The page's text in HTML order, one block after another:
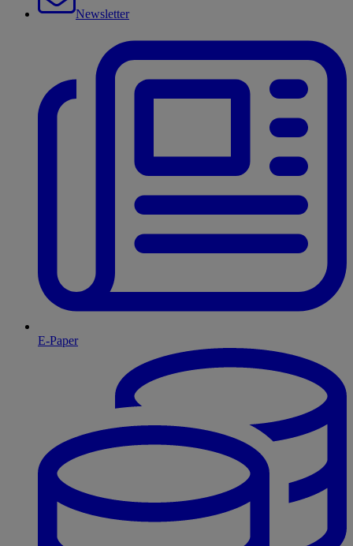
Newsletter
E-Paper